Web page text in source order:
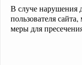
В случе нарушения
пользователя
меры для